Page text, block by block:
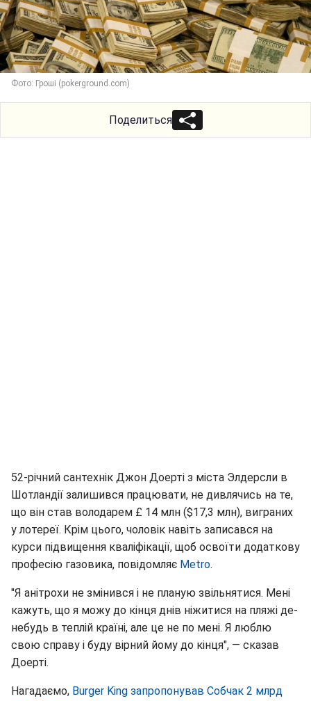
Фото: Гроші (pokerground.com)
Поделиться
52-річний сантехнік Джон Доерті з міста Элдерсли в
Шотландії залишився працювати, не дивлячись на те,
що він став володарем £ 14 млн ($17,3 млн), виграних
у лотереї. Крім цього, чоловік навіть записався на
курси підвищення кваліфікації, щоб освоїти додаткову
професію газовика, повідомляє Metro.
"Я анітрохи не змінився і не планую звільнятися. Мені
кажуть, що я можу до кінця днів ніжитися на пляжі де-
небудь в теплій країні, але це не по мені. Я люблю
свою справу і буду вірний йому до кінця", — сказав
Доерті.
Нагадаємо, Burger King запропонував Собчак 2 млрд